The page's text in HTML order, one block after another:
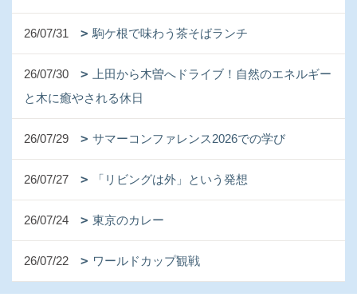
26/07/31 駒ケ根で味わう茶そばランチ
26/07/30
上田から木曽へドライブ！自然のエネルギー
と木に癒やされる休日
26/07/29 サマーコンファレンス2026での学び
26/07/27 「リビングは外」という発想
26/07/24 東京のカレー
26/07/22 ワールドカップ観戦